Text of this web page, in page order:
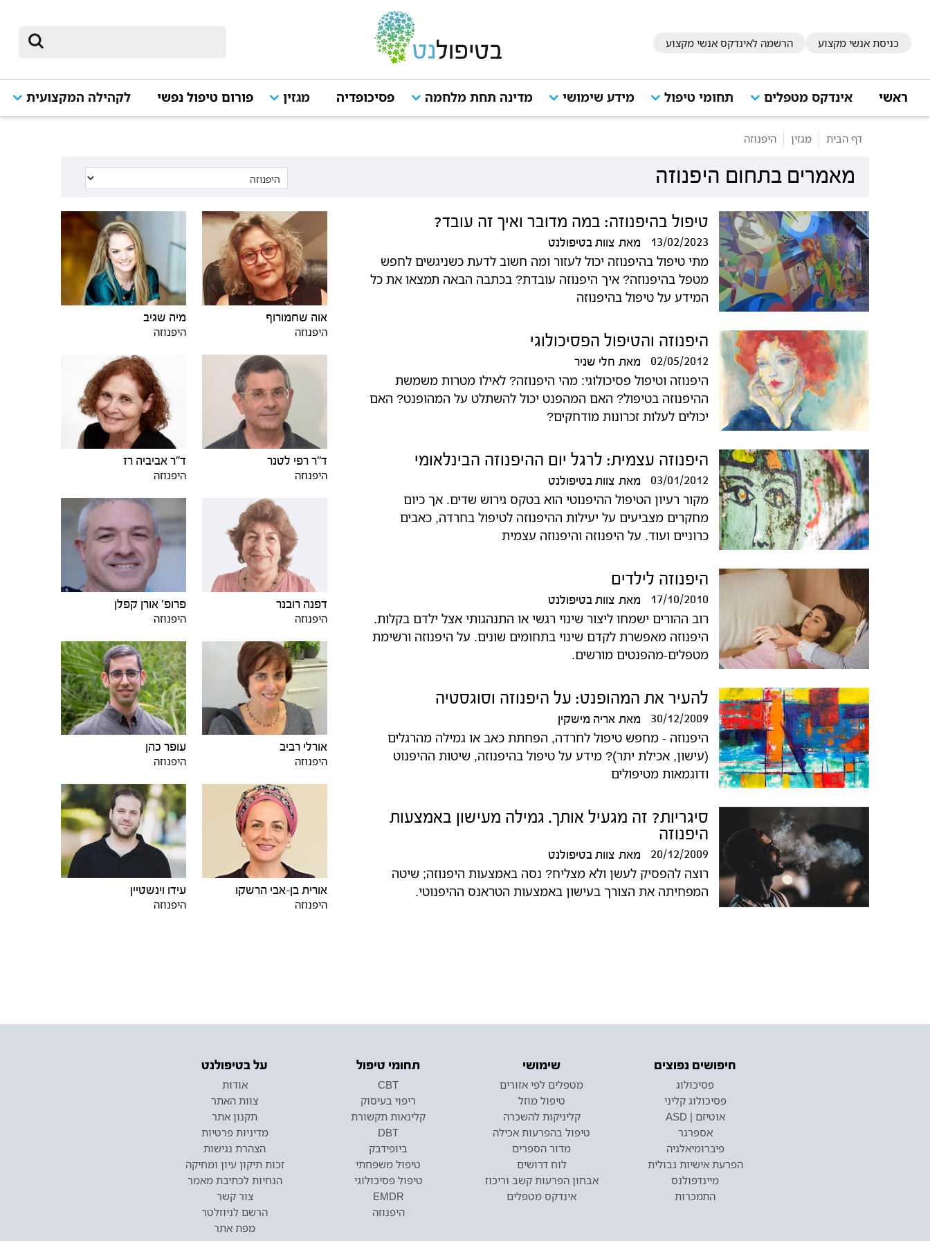
כניסת אנשי מקצוע הרשמה לאינדקס אנשי מקצוע
ראשי אינדקס מטפלים תחומי טיפול מידע שימושי מדינה תחת מלחמה פסיכופדיה מגזין פורום טיפול נפשי לקהילה המקצועית
דף הבית מגזין היפנוזה
מאמרים בתחום היפנוזה
טיפול בהיפנוזה: במה מדובר ואיך זה עובד?
13/02/2023 מאת צוות בטיפולנט
מתי טיפול בהיפנוזה יכול לעזור ומה חשוב לדעת כשניגשים לחפש
מטפל בהיפנוזה? איך היפנוזה עובדת? בכתבה הבאה תמצאו את כל
המידע על טיפול בהיפנוזה
היפנוזה והטיפול הפסיכולוגי
02/05/2012 מאת חלי שניר
היפנוזה וטיפול פסיכולוגי: מהי היפנוזה? לאילו מטרות משמשת
ההיפנוזה בטיפול? האם המהפנט יכול להשתלט על המהופנט? האם
יכולים לעלות זכרונות מודחקים?
היפנוזה עצמית: לרגל יום ההיפנוזה הבינלאומי
03/01/2012 מאת צוות בטיפולנט
מקור רעיון הטיפול ההיפנוטי הוא בטקס גירוש שדים. אך כיום
מחקרים מצביעים על יעילות ההיפנוזה לטיפול בחרדה, כאבים
כרוניים ועוד. על היפנוזה והיפנוזה עצמית
היפנוזה לילדים
17/10/2010 מאת צוות בטיפולנט
רוב ההורים ישמחו ליצור שינוי רגשי או התנהגותי אצל ילדם בקלות.
היפנוזה מאפשרת לקדם שינוי בתחומים שונים. על היפנוזה ורשימת
מטפלים-מהפנטים מורשים.
להעיר את המהופנט: על היפנוזה וסוגסטיה
30/12/2009 מאת אריה מישקין
היפנוזה - מחפש טיפול לחרדה, הפחתת כאב או גמילה מהרגלים
(עישון, אכילת יתר)? מידע על טיפול בהיפנוזה, שיטות ההיפנוט
ודוגמאות מטיפולים
סיגריות? זה מגעיל אותך. גמילה מעישון באמצעות
היפנוזה
20/12/2009 מאת צוות בטיפולנט
רוצה להפסיק לעשן ולא מצליח? נסה באמצעות היפנוזה; שיטה
המפחיתה את הצורך בעישון באמצעות הטראנס ההיפנוטי.
אוה שחמורוף
היפנוזה
מיה שגיב
היפנוזה
ד"ר רפי לטנר
היפנוזה
ד"ר אביביה רז
היפנוזה
דפנה רובנר
היפנוזה
פרופ' אורן קפלן
היפנוזה
אורלי רביב
היפנוזה
עופר כהן
היפנוזה
אורית בן-אבי הרשקו
היפנוזה
עידו וינשטיין
היפנוזה
חיפושים נפוצים
פסיכולוג
פסיכולוג קליני
אוטיזם | ASD
אספרגר
פיברומיאלגיה
הפרעת אישיות גבולית
מיינדפולנס
התמכרות
שימושי
מטפלים לפי אזורים
טיפול מוזל
קליניקות להשכרה
טיפול בהפרעות אכילה
מדור הספרים
לוח דרושים
אבחון הפרעות קשב וריכוז
אינדקס מטפלים
תחומי טיפול
CBT
ריפוי בעיסוק
קלינאות תקשורת
DBT
ביופידבק
טיפול משפחתי
טיפול פסיכולוגי
EMDR
היפנוזה
על בטיפולנט
אודות
צוות האתר
תקנון אתר
מדיניות פרטיות
הצהרת נגישות
זכות תיקון עיון ומחיקה
הנחיות לכתיבת מאמר
צור קשר
הרשם לניוזלטר
מפת אתר